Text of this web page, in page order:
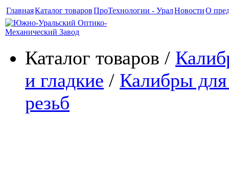
ГлавнаяКаталог товаровПроТехнологии - УралНовостиО
Каталог товаров /
и гладкие / Калибры
резьб